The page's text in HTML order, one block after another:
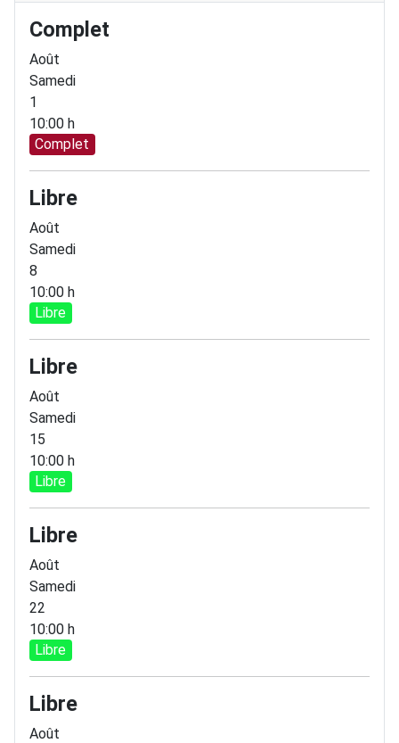
Complet
Août
Samedi
1
10:00 h
Complet
Libre
Août
Samedi
8
10:00 h
Libre
Libre
Août
Samedi
15
10:00 h
Libre
Libre
Août
Samedi
22
10:00 h
Libre
Libre
Août